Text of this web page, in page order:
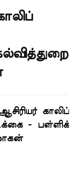
காலிப்
- பள்ளிக்